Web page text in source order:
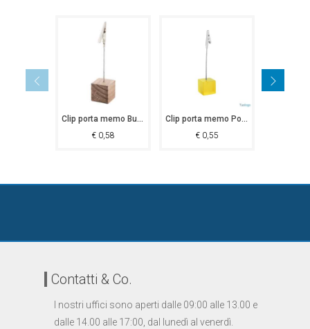
Clip porta memo Busselton
€0,58
Clip porta memo Portland
€0,55
Contatti & Co.
I nostri uffici sono aperti dalle 09:00 alle 13.00 e
dalle 14.00 alle 17:00, dal lunedì al venerdì.